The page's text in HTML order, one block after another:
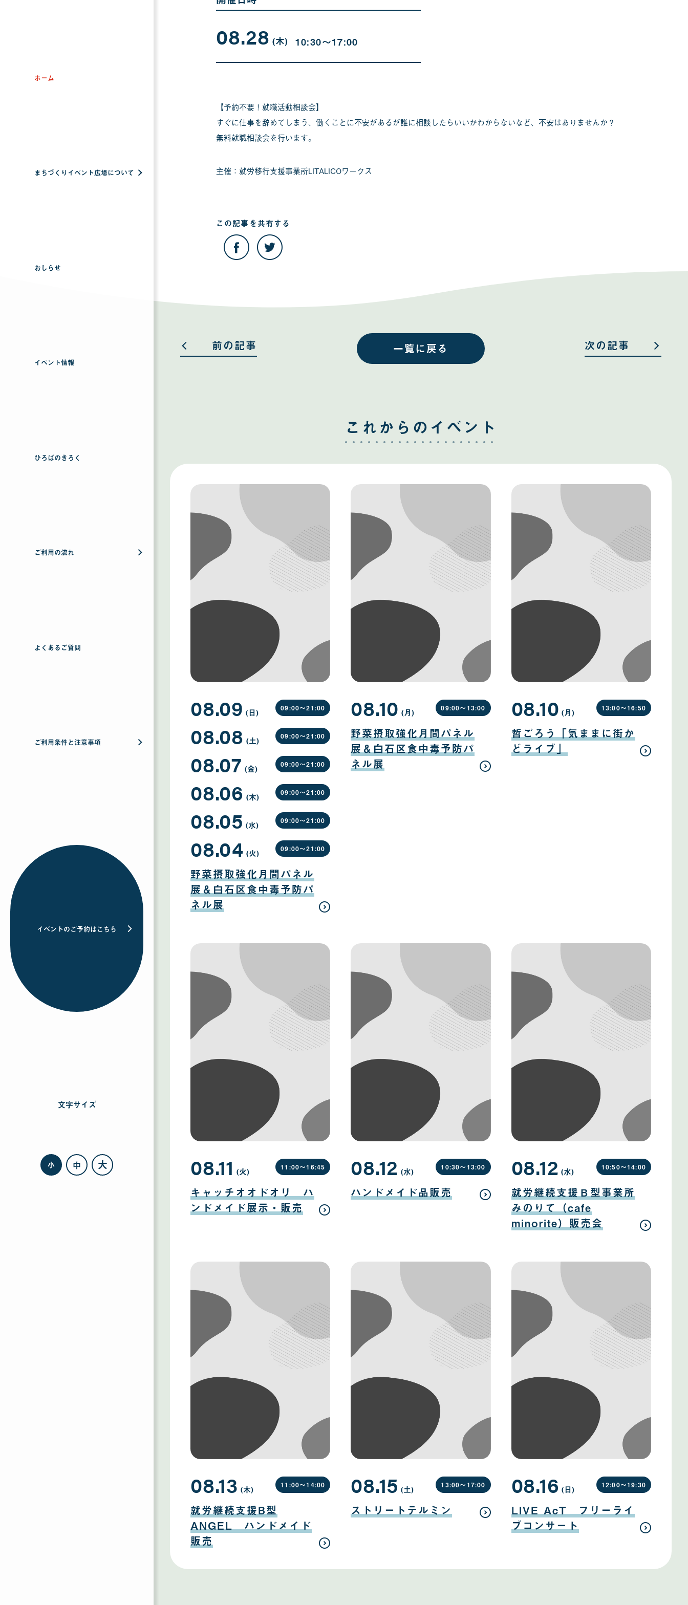
ホーム
まちづくりイベント広場について
おしらせ
イベント情報
ひろばのきろく
ご利用の流れ
よくあるご質問
ご利用条件と注意事項
イベントのご予約はこちら
文字サイズを
小 中 大
08.28 月
28
日
(木日
) 10:30〜17:00
【予約不要！就職活動相談会】
すぐに仕事を辞めてしまう、働くことに不安があるが誰に相談したらいいかわからないなど、不安はありませんか？
無料就職相談会を行います。
主催：就労移行支援事業所LITALICOワークス
この記事を共有する
の
記
す す
一覧に戻る
前の記事 次の記事
これからのイベント
野菜摂取強化月間パネル
展＆白石区食中毒予防パ
ネル展
08.04
月
04
日
(火曜
日
) 09:00〜21:00
08.05
月
05
日
(水曜
日
) 09:00〜21:00
08.06
月
06
日
(木曜
日
) 09:00〜21:00
08.07
月
07
日
(金曜
日
) 09:00〜21:00
08.08
月
08
日
(土曜
日
) 09:00〜21:00
08.09
月
09
日
(日曜
日
) 09:00〜21:00
野菜摂取強化月間パネル
展＆白石区食中毒予防パ
ネル展
08.10
月
10
日
(月曜
日
) 09:00〜13:00
哲ごろう「気ままに街か
どライブ」
08.10
月
10
日
(月曜
日
) 13:00〜16:50
キャッチオオドオリ ハ
ンドメイド展示・販売
08.11
月
11
日
(火曜
日
) 11:00〜16:45
ハンドメイド品販売
08.12
月
12
日
(水曜
日
) 10:30〜13:00
就労継続支援Ｂ型事業所
みのりて（cafe
minorite）販売会
08.12
月
12
日
(水曜
日
) 10:50〜14:00
就労継続支援B型
ANGEL ハンドメイド
販売
08.13
月
13
日
(木曜
日
) 11:00〜14:00
ストリートテルミン
08.15
月
15
日
(土曜
日
) 13:00〜17:00
LIVE AcT フリーライ
ブコンサート
08.16
月
16
日
(日曜
日
) 12:00〜19:30